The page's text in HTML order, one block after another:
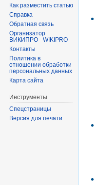
Как разместить статью
Справка
Обратная связь
Организатор
ВИКИПРО - WIKIPRO
Контакты
Политика в
отношении обработки
персональных данных
Карта сайта
Инструменты
Спецстраницы
Версия для печати